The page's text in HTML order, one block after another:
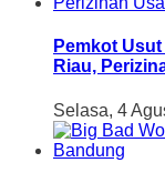
Pemkot
Riau,
Selasa, 4